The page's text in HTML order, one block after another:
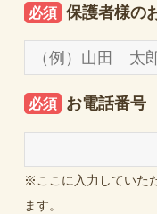
必須 保護者様の
必須 お電話番号
※ここに入力していた
ます。